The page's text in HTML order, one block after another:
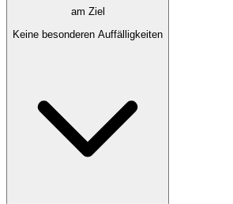
am Ziel
Keine besonderen Auffälligkeiten